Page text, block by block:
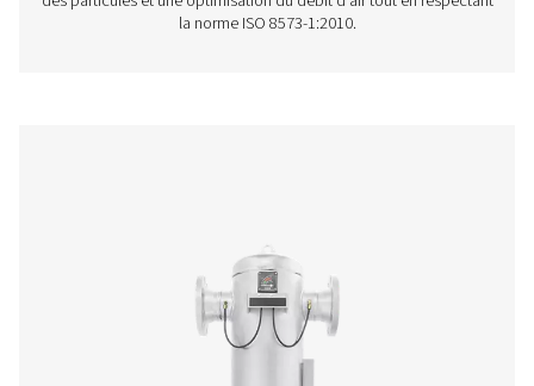
Filtres filetés Ultimate 10-2550